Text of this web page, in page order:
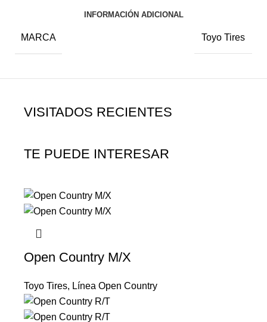
INFORMACIÓN ADICIONAL
MARCA Toyo Tires
VISITADOS RECIENTES
TE PUEDE INTERESAR
Open Country M/X
Toyo Tires, Línea Open Country